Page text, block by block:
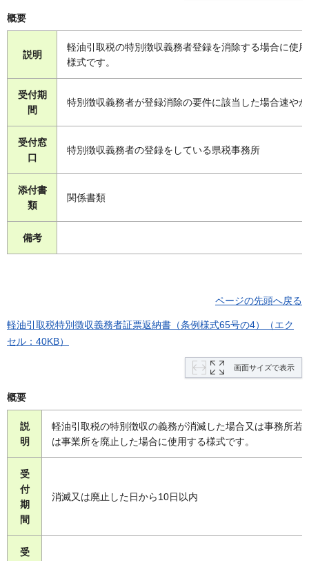
概要
説明
軽油引取税の特別徴収義務者登録を消除する場合に使
様式です。
受付期
間
特別徴収義務者が登録消除の要件に該当した場合速や
受付窓
口
特別徴収義務者の登録をしている県税事務所
添付書
類
関係書類
備考
ページの先頭へ戻る
軽油引取税特別徴収義務者証票返納書（条例様式65号の4）（エク
セル：40KB）
画面サイズで表示
概要
説
明
軽油引取税の特別徴収の義務が消滅した場合又は事務所若
は事業所を廃止した場合に使用する様式です。
受
付
期
間
消滅又は廃止した日から10日以内
受